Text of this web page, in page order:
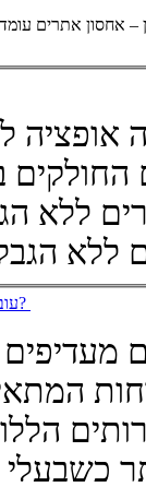
אחסון אתרים
ללא
עוברים דירה: איך לבחור שרת אחסון לאתר שלך?